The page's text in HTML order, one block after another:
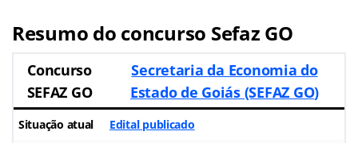
Resumo do concurso Sefaz GO
Concurso
SEFAZ GO
Secretaria da Economia do
Estado de Goiás (SEFAZ GO)
Situação atual Edital publicado